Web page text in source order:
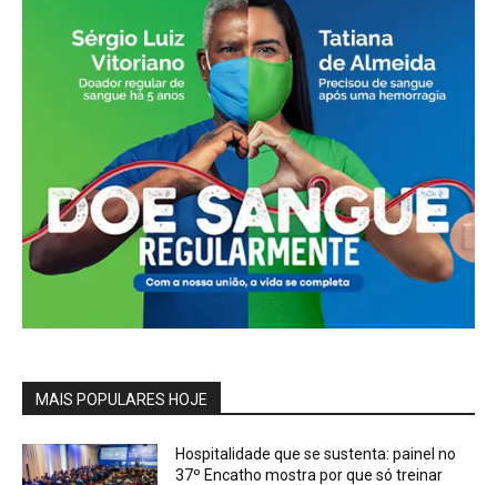
MAIS POPULARES HOJE
Hospitalidade que se sustenta: painel no
37º Encatho mostra por que só treinar